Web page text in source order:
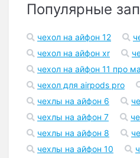
Популярные
чехол на айфон 12
чехол на айфон xr
чехол на айфон 11 про
чехол для airpods pro
чехлы на айфон 6
чехлы на айфон 7
чехлы на айфон 8
чехлы на айфон 10